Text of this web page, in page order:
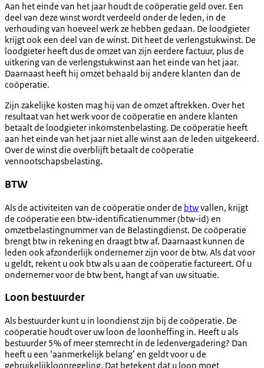
Aan het einde van het jaar houdt de coöperatie geld over. Een
deel van deze winst wordt verdeeld onder de leden, in de
verhouding van hoeveel werk ze hebben gedaan. De loodgieter
krijgt ook een deel van de winst. Dit heet de verlengstukwinst. De
loodgieter heeft dus de omzet van zijn eerdere factuur, plus de
uitkering van de verlengstukwinst aan het einde van het jaar.
Daarnaast heeft hij omzet behaald bij andere klanten dan de
coöperatie.
Zijn zakelijke kosten mag hij van de omzet aftrekken. Over het
resultaat van het werk voor de coöperatie en andere klanten
betaalt de loodgieter inkomstenbelasting. De coöperatie heeft
aan het einde van het jaar niet alle winst aan de leden uitgekeerd.
Over de winst die overblijft betaalt de coöperatie
vennootschapsbelasting.
BTW
Als de activiteiten van de coöperatie onder de btwvallen, krijgt
de coöperatie een btw-identificatienummer (btw-id) en
omzetbelastingnummer van de Belastingdienst. De coöperatie
brengt btw in rekening en draagt btw af. Daarnaast kunnen de
leden ook afzonderlijk ondernemer zijn voor de btw. Als dat voor
u geldt, rekent u ook btw als u aan de coöperatie factureert. Of u
ondernemer voor de btw bent, hangt af van uw situatie.
Loon bestuurder
Als bestuurder kunt u in loondienst zijn bij de coöperatie. De
coöperatie houdt over uw loon de loonheffing in. Heeft u als
bestuurder 5% of meer stemrecht in de ledenvergadering? Dan
heeft u een ‘aanmerkelijk belang’ en geldt voor u de
gebruikelijkloonregeling. Dat betekent dat u loon moet